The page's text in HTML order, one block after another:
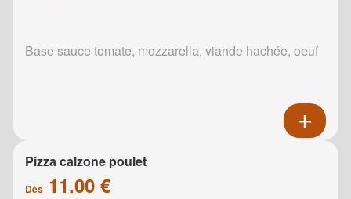
Base sauce tomate, mozzarella, viande hachée, oeuf
Pizza calzone poulet
Dès 11.00 €